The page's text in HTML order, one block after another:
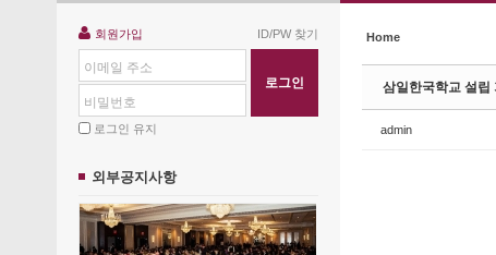
회원가입 ID/PW 찾기
이메일 주소
비밀번호
로그인 유지
외부공지사항
Home
삼일한국학교 설립
admin
Sketchbook5, 스케치북5
Sketchbook5, 스케치북5